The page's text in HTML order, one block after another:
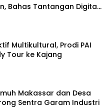
Bahas Tantangan Digital
Multikultural, Prodi PAI
Tour ke Kajang
Makassar dan Desa
Sentra Garam Industri